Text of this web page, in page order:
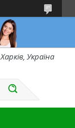
Харків, Україна